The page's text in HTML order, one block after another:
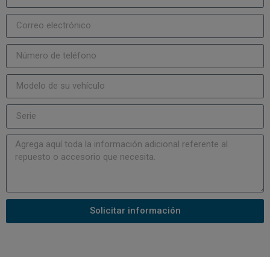
Solicitar información